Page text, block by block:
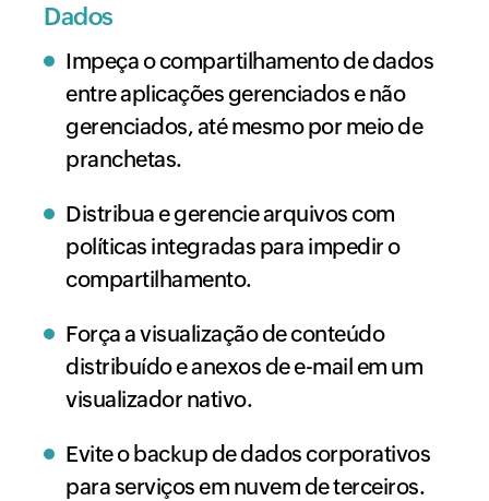
Dados
Impeça o compartilhamento de dados
entre aplicações gerenciados e não
gerenciados, até mesmo por meio de
pranchetas.
Distribua e gerencie arquivos com
políticas integradas para impedir o
compartilhamento.
Força a visualização de conteúdo
distribuído e anexos de e-mail em um
visualizador nativo.
Evite o backup de dados corporativos
para serviços em nuvem de terceiros.